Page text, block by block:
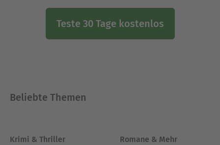
Teste 30 Tage kostenlos
Beliebte Themen
Krimi & Thriller Romane & Mehr